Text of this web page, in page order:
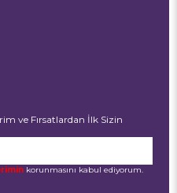
ve Fırsatlardan İlk Sizin
korunmasını kabul ediyorum.